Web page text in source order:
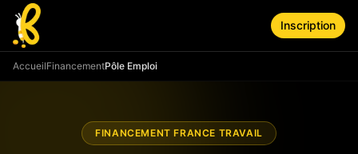
Aller au contenu principal
Inscription
AccueilFinancementPôle Emploi
FINANCEMENT FRANCE TRAVAIL